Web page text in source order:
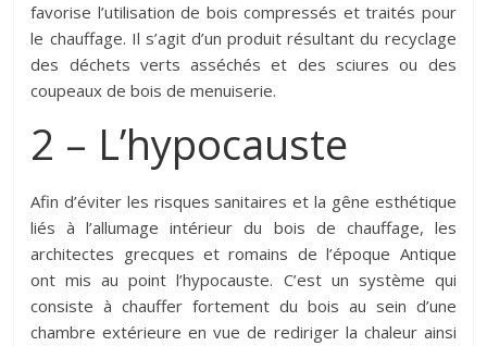
favorise l’utilisation de bois compressés et traités pour
le chauffage. Il s’agit d’un produit résultant du recyclage
des déchets verts asséchés et des sciures ou des
coupeaux de bois de menuiserie.
2 – L’hypocauste
Afin d’éviter les risques sanitaires et la gêne esthétique
liés à l’allumage intérieur du bois de chauffage, les
architectes grecques et romains de l’époque Antique
ont mis au point l’hypocauste. C’est un système qui
consiste à chauffer fortement du bois au sein d’une
chambre extérieure en vue de rediriger la chaleur ainsi